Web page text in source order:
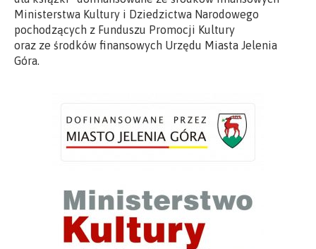
Ministerstwa Kultury i Dziedzictwa Narodowego
pochodzących z Funduszu Promocji Kultury
oraz ze środków finansowych Urzędu Miasta Jelenia
Góra.